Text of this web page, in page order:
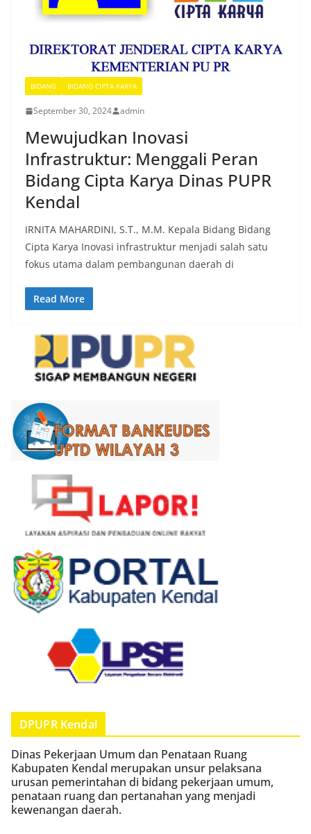
BIDANG BIDANG CIPTA KARYA
September 30, 2024 admin
Mewujudkan Inovasi
Infrastruktur: Menggali Peran
Bidang Cipta Karya Dinas PUPR
Kendal
IRNITA MAHARDINI, S.T., M.M. Kepala Bidang Bidang
Cipta Karya Inovasi infrastruktur menjadi salah satu
fokus utama dalam pembangunan daerah di
Read More
DPUPR Kendal
Dinas Pekerjaan Umum dan Penataan Ruang
Kabupaten Kendal merupakan unsur pelaksana
urusan pemerintahan di bidang pekerjaan umum,
penataan ruang dan pertanahan yang menjadi
kewenangan daerah.